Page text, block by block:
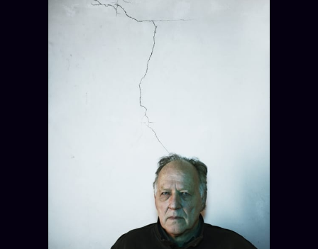
Corrections · Erratum
Mentions légales